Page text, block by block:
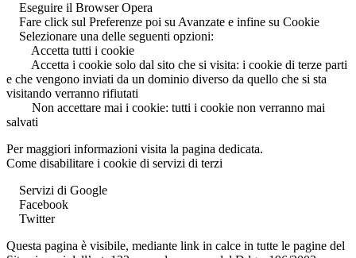
Eseguire il Browser Opera
Fare click sul Preferenze poi su Avanzate e infine su Cookie
Selezionare una delle seguenti opzioni:
Accetta tutti i cookie
Accetta i cookie solo dal sito che si visita: i cookie di terze parti
e che vengono inviati da un dominio diverso da quello che si sta
visitando verranno rifiutati
Non accettare mai i cookie: tutti i cookie non verranno mai
salvati
Per maggiori informazioni visita la pagina dedicata.
Come disabilitare i cookie di servizi di terzi
Servizi di Google
Facebook
Twitter
Questa pagina è visibile, mediante link in calce in tutte le pagine del